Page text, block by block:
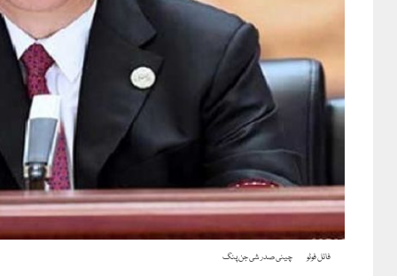
فائل فوٹو چینی صدر شی جن پنگ